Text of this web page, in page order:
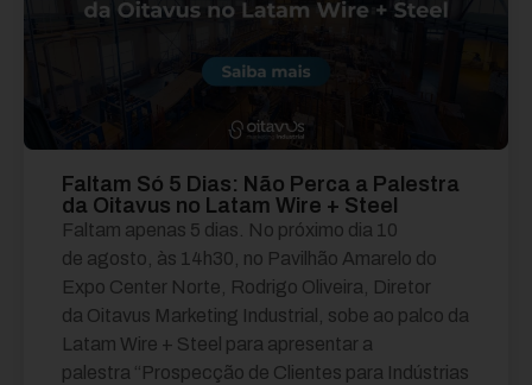
Faltam Só 5 Dias: Não Perca a Palestra
da Oitavus no Latam Wire + Steel
Faltam apenas 5 dias. No próximo dia 10
de agosto, às 14h30, no Pavilhão Amarelo do
Expo Center Norte, Rodrigo Oliveira, Diretor
da Oitavus Marketing Industrial, sobe ao palco da
Latam Wire + Steel para apresentar a
palestra “Prospecção de Clientes para Indústrias